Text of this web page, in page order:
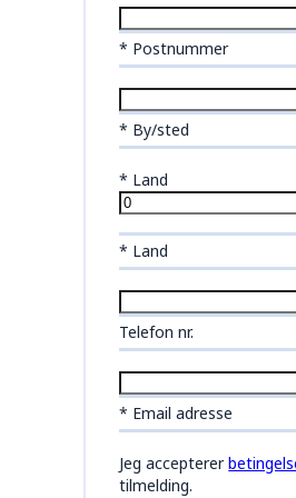
* Postnummer
* By/sted
* Land
* Land
Telefon nr.
* Email adresse
Jeg accepterer
tilmelding.